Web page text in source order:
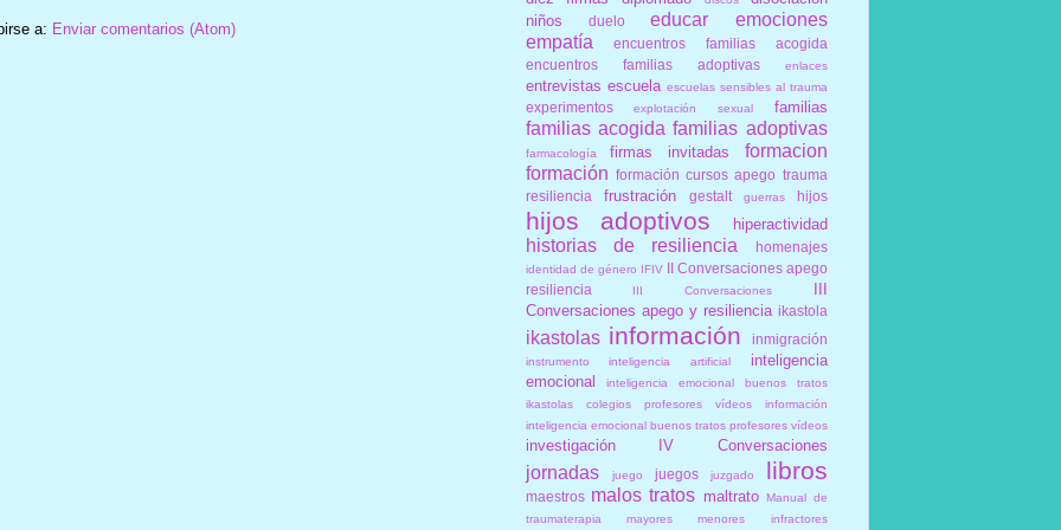
a: Enviar comentarios (Atom)
niños
duelo educar
emociones
empatía
encuentros familias acogida
encuentros familias adoptivas
enlaces
entrevistas escuela escuelas sensibles al trauma
experimentos explotación sexual familias
familias acogida familias adoptivas
farmacología firmas invitadas
formacion
formación formación cursos apego trauma
resiliencia
frustración gestalt guerras hijos
hijos adoptivos hiperactividad
historias de resiliencia homenajes
identidad de género IFIV II Conversaciones apego
resiliencia
III Conversaciones
III
Conversaciones apego y resiliencia ikastola
ikastolas información inmigración
instrumento inteligencia artificial
inteligencia
emocional
inteligencia emocional buenos tratos
ikastolas colegios profesores vídeos información
inteligencia emocional buenos tratos profesores vídeos
investigación IV Conversaciones
jornadas juego juegos juzgado libros
maestros malos tratos maltrato Manual de
traumaterapia
mayores menores infractores